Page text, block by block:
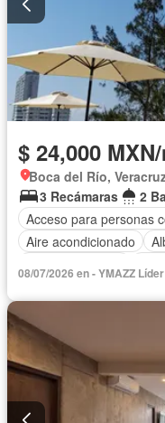
$ 24,000
Boca del Río,
3 Recámaras
2
Acceso para personas
Aire acondicionado
Vista panorámica
08/07/2026 en - YMAZZ